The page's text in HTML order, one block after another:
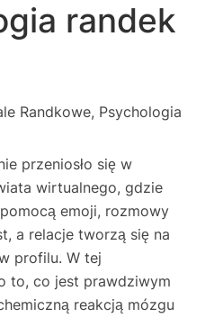
randek
Randkowe, Psychologia
przeniosło się w
wirtualnego, gdzie
emoji, rozmowy
a relacje tworzą się na
profilu. W tej
to, co jest prawdziwym
reakcją mózgu